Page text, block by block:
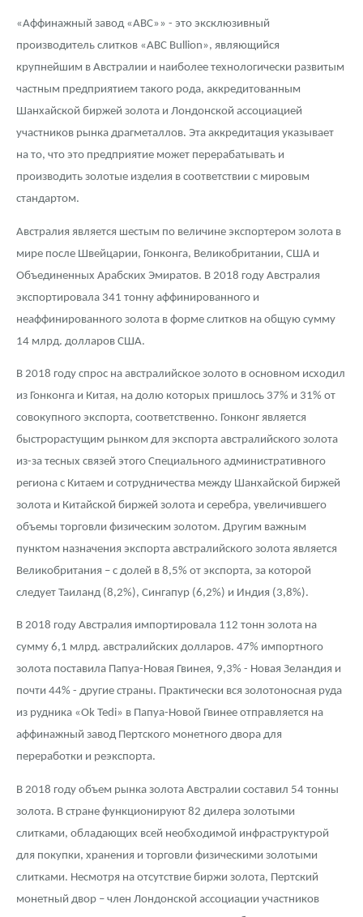
«Аффинажный завод «ABC»» - это эксклюзивный
производитель слитков «ABC Bullion», являющийся
крупнейшим в Австралии и наиболее технологически развитым
частным предприятием такого рода, аккредитованным
Шанхайской биржей золота и Лондонской ассоциацией
участников рынка драгметаллов. Эта аккредитация указывает
на то, что это предприятие может перерабатывать и
производить золотые изделия в соответствии с мировым
стандартом.
Австралия является шестым по величине экспортером золота в
мире после Швейцарии, Гонконга, Великобритании, США и
Объединенных Арабских Эмиратов. В 2018 году Австралия
экспортировала 341 тонну аффинированного и
неаффинированного золота в форме слитков на общую сумму
14 млрд. долларов США.
В 2018 году спрос на австралийское золото в основном исходил
из Гонконга и Китая, на долю которых пришлось 37% и 31% от
совокупного экспорта, соответственно. Гонконг является
быстрорастущим рынком для экспорта австралийского золота
из-за тесных связей этого Специального административного
региона с Китаем и сотрудничества между Шанхайской биржей
золота и Китайской биржей золота и серебра, увеличившего
объемы торговли физическим золотом. Другим важным
пунктом назначения экспорта австралийского золота является
Великобритания – с долей в 8,5% от экспорта, за которой
следует Таиланд (8,2%), Сингапур (6,2%) и Индия (3,8%).
В 2018 году Австралия импортировала 112 тонн золота на
сумму 6,1 млрд. австралийских долларов. 47% импортного
золота поставила Папуа-Новая Гвинея, 9,3% - Новая Зеландия и
почти 44% - другие страны. Практически вся золотоносная руда
из рудника «Ok Tedi» в Папуа-Новой Гвинее отправляется на
аффинажный завод Пертского монетного двора для
переработки и реэкспорта.
В 2018 году объем рынка золота Австралии составил 54 тонны
золота. В стране функционируют 82 дилера золотыми
слитками, обладающих всей необходимой инфраструктурой
для покупки, хранения и торговли физическими золотыми
слитками. Несмотря на отсутствие биржи золота, Пертский
монетный двор – член Лондонской ассоциации участников